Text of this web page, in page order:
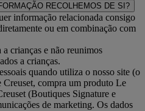
RECOLHEMOS DE SI?
informação relacionada consigo
ou em combinação com
a crianças e não reunimos
a crianças.
quando utiliza o nosso site (o
compra um produto Le
(Boutiques Signature e
de marketing. Os dados